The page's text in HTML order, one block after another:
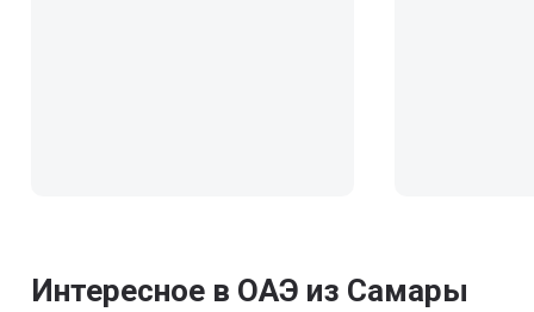
Интересное в ОАЭ из Самары